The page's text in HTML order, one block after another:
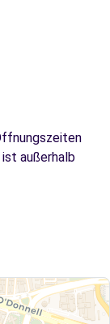
außerhalb